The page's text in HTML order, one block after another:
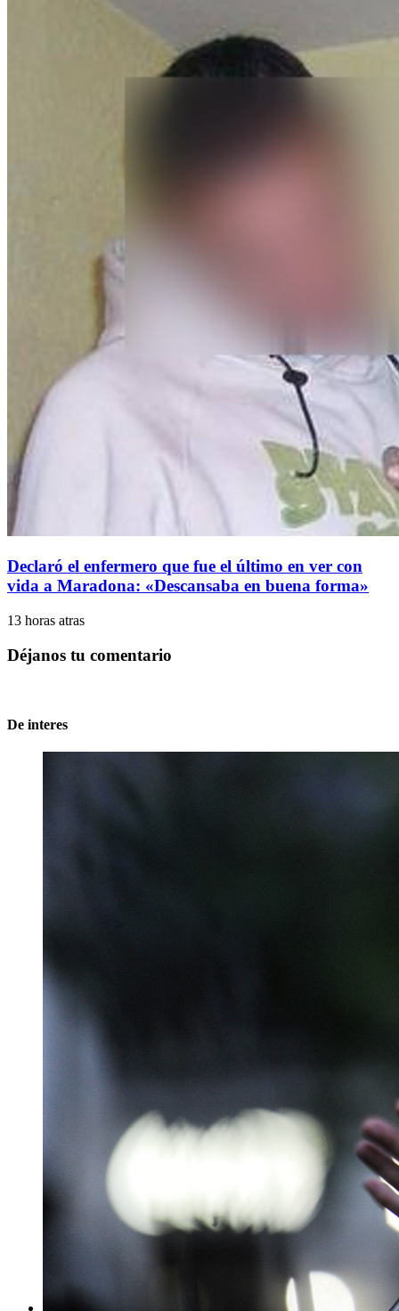
Declaró el enfermero que fue el último en ver con
vida a Maradona: «Descansaba en buena forma»
13 horas atras
Déjanos tu comentario
De interes